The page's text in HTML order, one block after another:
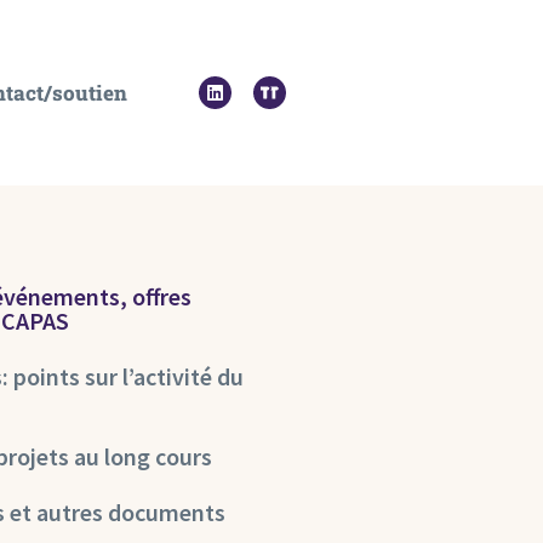
soutien
offres
points sur l’activité du
au long cours
et autres documents